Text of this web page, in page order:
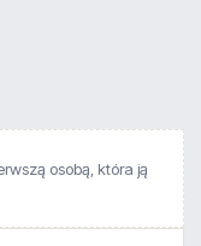
osobą, która ją